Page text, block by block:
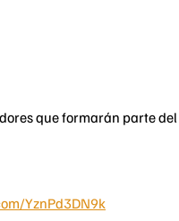
que formarán parte del
YznPd3DN9k